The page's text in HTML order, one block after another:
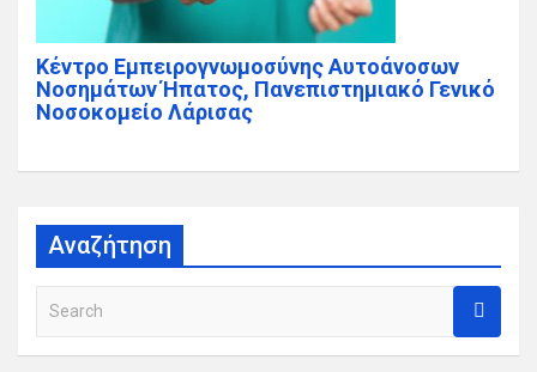
Κέντρο Εμπειρογνωμοσύνης Αυτοάνοσων
Νοσημάτων Ήπατος, Πανεπιστημιακό Γενικό
Νοσοκομείο Λάρισας
Αναζήτηση
a